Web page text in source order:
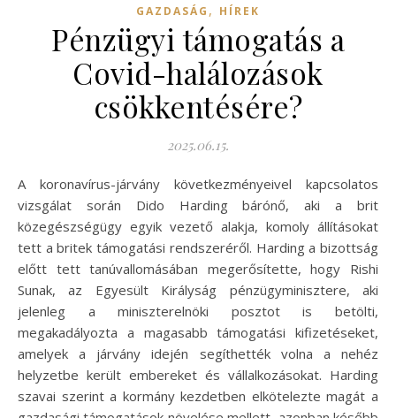
GAZDASÁG , HÍREK
Pénzügyi támogatás a
Covid-halálozások
csökkentésére?
2025.06.15.
A koronavírus-járvány következményeivel kapcsolatos
vizsgálat során Dido Harding bárónő, aki a brit
közegészségügy egyik vezető alakja, komoly állításokat
tett a britek támogatási rendszeréről. Harding a bizottság
előtt tett tanúvallomásában megerősítette, hogy Rishi
Sunak, az Egyesült Királyság pénzügyminisztere, aki
jelenleg a miniszterelnöki posztot is betölti,
megakadályozta a magasabb támogatási kifizetéseket,
amelyek a járvány idején segíthették volna a nehéz
helyzetbe került embereket és vállalkozásokat. Harding
szavai szerint a kormány kezdetben elkötelezte magát a